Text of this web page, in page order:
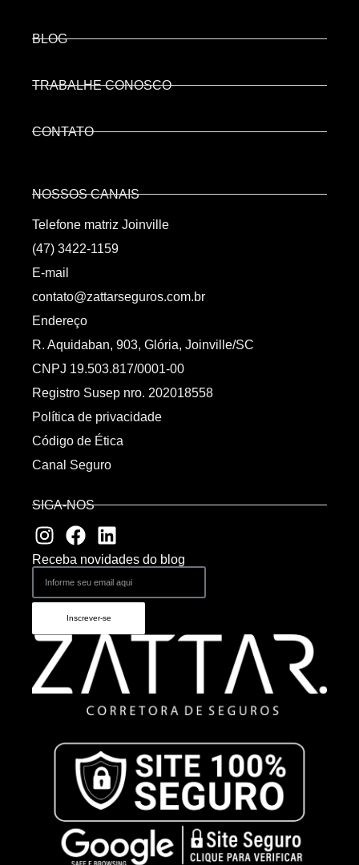
BLOG
TRABALHE CONOSCO
CONTATO
NOSSOS CANAIS
Telefone matriz Joinville
(47) 3422-1159
E-mail
contato@zattarseguros.com.br
Endereço
R. Aquidaban, 903, Glória, Joinville/SC
CNPJ 19.503.817/0001-00
Registro Susep nro. 202018558
Política de privacidade
Código de Ética
Canal Seguro
SIGA-NOS
Receba novidades do blog
Inscrever-se